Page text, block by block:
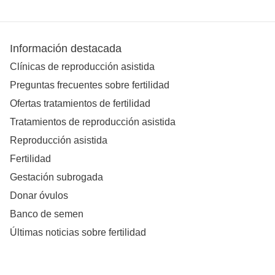
Información destacada
Clínicas de reproducción asistida
Preguntas frecuentes sobre fertilidad
Ofertas tratamientos de fertilidad
Tratamientos de reproducción asistida
Reproducción asistida
Fertilidad
Gestación subrogada
Donar óvulos
Banco de semen
Últimas noticias sobre fertilidad